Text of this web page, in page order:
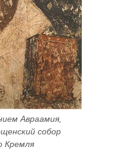
Авраамия,
собор
Кремля